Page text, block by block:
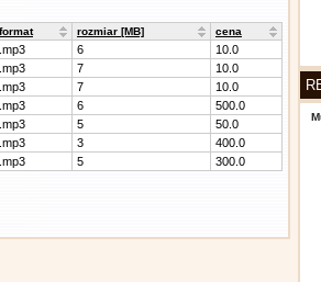
format rozmiar [MB] cena
.mp3 6
10.0
.mp3 7
10.0
.mp3 7
10.0
.mp3 6
500.0
.mp3 5
50.0
.mp3 3
400.0
.mp3 5 300.0